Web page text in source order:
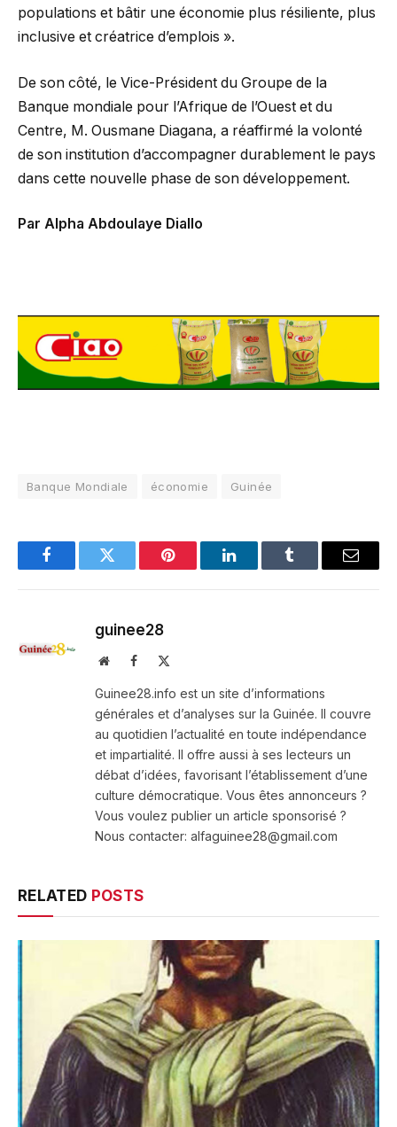
populations et bâtir une économie plus résiliente, plus
inclusive et créatrice d’emplois ».
De son côté, le Vice-Président du Groupe de la
Banque mondiale pour l’Afrique de l’Ouest et du
Centre, M. Ousmane Diagana, a réaffirmé la volonté
de son institution d’accompagner durablement le pays
dans cette nouvelle phase de son développement.
Par Alpha Abdoulaye Diallo
Banque Mondiale économie Guinée
FacebookTwitter Pinterest LinkedInTumblr Email
guinee28
WebsiteFacebook
Guinee28.info est un site d’informations
générales et d’analyses sur la Guinée. Il couvre
au quotidien l’actualité en toute indépendance
et impartialité. Il offre aussi à ses lecteurs un
débat d’idées, favorisant l’établissement d’une
culture démocratique. Vous êtes annonceurs ?
Vous voulez publier un article sponsorisé ?
Nous contacter: alfaguinee28@gmail.com
RELATED POSTS